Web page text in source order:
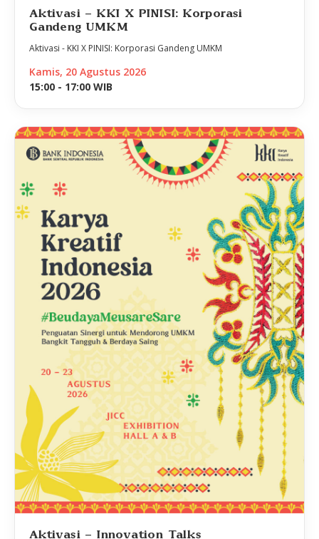
Aktivasi - KKI X PINISI: Korporasi
Gandeng UMKM
Aktivasi - KKI X PINISI: Korporasi Gandeng UMKM
Kamis, 20 Agustus 2026
15:00 - 17:00 WIB
Aktivasi - Innovation Talks